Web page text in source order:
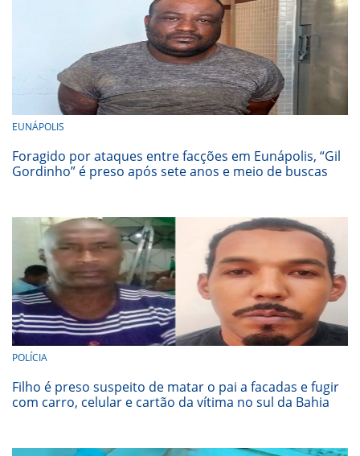
EUNÁPOLIS
Foragido por ataques entre facções em Eunápolis, “Gil
Gordinho” é preso após sete anos e meio de buscas
POLÍCIA
Filho é preso suspeito de matar o pai a facadas e fugir
com carro, celular e cartão da vítima no sul da Bahia